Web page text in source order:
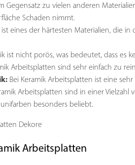
Gegensatz zu vielen anderen
Schaden nimmt.
ist eines der härtesten Materialien, die
ist nicht porös, was bedeutet, dass es
Arbeitsplatten sind sehr einfach zu
Bei Keramik Arbeitsplatten ist eine
Arbeitsplatten sind in einer
besonders beliebt.
Arbeitsplatten